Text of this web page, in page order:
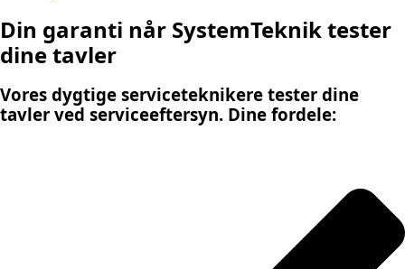
Din garanti når SystemTeknik tester
dine tavler
Vores dygtige serviceteknikere tester dine
tavler ved serviceeftersyn. Dine fordele: